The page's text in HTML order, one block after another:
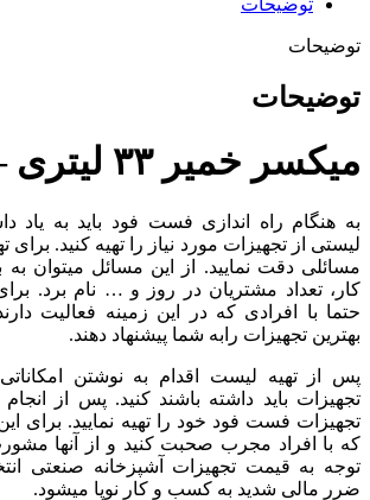
توضیحات
توضیحات
میکسر خمیر ۳۳ لیتری – IGF
به هنگام راه اندازی فست فود باید به یاد
لیستی از تجهیزات مورد نیاز را تهیه کنید. برای
مسائلی دقت نمایید. از این مسائل میتوان به
کار، تعداد مشتریان در روز و … نام برد.
حتما با افرادی که در این زمینه فعالیت
بهترین تجهیزات رابه شما پیشنهاد دهند.
پس از تهیه لیست اقدام به نوشتن
تجهیزات باید داشته باشند کنید. پس از انجام
تجهیزات فست فود خود را تهیه نمایید. برای
که با افراد مجرب صحبت کنید و از آنها
توجه به قیمت تجهیزات آشپزخانه صنعتی
ضرر مالی شدید به کسب و کار نوپا میشود.